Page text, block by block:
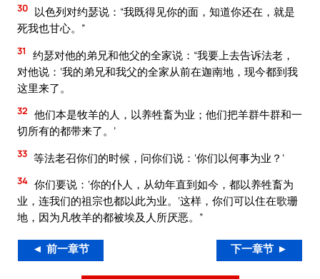
30 以色列对约瑟说：“我既得见你的面，知道你还在，就是
死我也甘心。”
31
约瑟对他的弟兄和他父的全家说：“我要上去告诉法老，
对他说：‘我的弟兄和我父的全家从前在迦南地，现今都到我
这里来了。
32 他们本是牧羊的人，以养牲畜为业；他们把羊群牛群和一
切所有的都带来了。’
33 等法老召你们的时候，问你们说：‘你们以何事为业？’
34 你们要说：‘你的仆人，从幼年直到如今，都以养牲畜为
业，连我们的祖宗也都以此为业。’这样，你们可以住在歌珊
地，因为凡牧羊的都被埃及人所厌恶。”
◄ 前一章节 下一章节 ►